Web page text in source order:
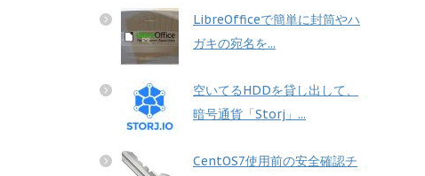
LibreOfficeで簡単に封筒やハ
ガキの宛名を...
空いてるHDDを貸し出して、
暗号通貨「Storj」...
CentOS7使用前の安全確認チ